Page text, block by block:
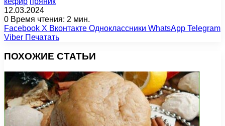
12.03.2024
0 Время чтения: 2 мин.
Facebook X Вконтакте Одноклассники WhatsApp Telegram
Viber Печатать
ПОХОЖИЕ СТАТЬИ